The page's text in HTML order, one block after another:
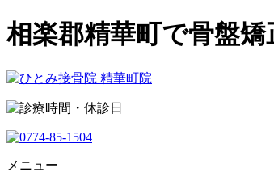
相楽郡精華町で骨盤
メニュー